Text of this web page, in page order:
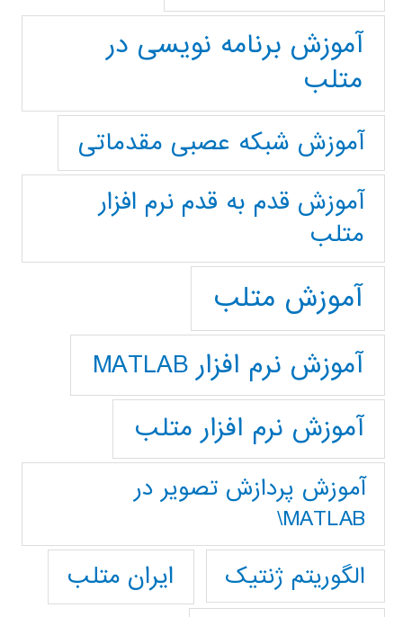
آموزش برنامه نویسی در
متلب
آموزش شبکه عصبی مقدماتی
آموزش قدم به قدم نرم افزار
متلب
آموزش متلب
آموزش نرم افزار MATLAB
آموزش نرم افزار متلب
آموزش پردازش تصوير در
MATLAB\
الگوریتم ژنتیک
ایران متلب